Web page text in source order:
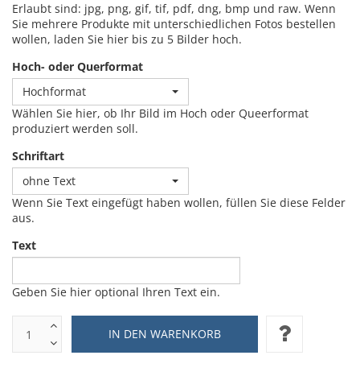
Erlaubt sind: jpg, png, gif, tif, pdf, dng, bmp und raw. Wenn
Sie mehrere Produkte mit unterschiedlichen Fotos bestellen
wollen, laden Sie hier bis zu 5 Bilder hoch.
Hoch- oder Querformat
Hochformat
Wählen Sie hier, ob Ihr Bild im Hoch oder Queerformat
produziert werden soll.
Schriftart
ohne Text
Wenn Sie Text eingefügt haben wollen, füllen Sie diese Felder
aus.
Text
Geben Sie hier optional Ihren Text ein.